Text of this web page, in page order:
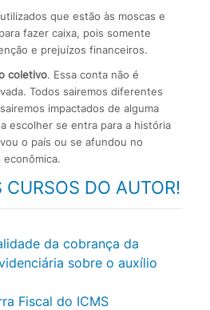
que estão às moscas e
fazer caixa, pois somente
e prejuízos financeiros.
coletivo. Essa conta não é
Todos sairemos diferentes
impactados de alguma
escolher se entra para a história
o país ou se afundou no
DO AUTOR!
da cobrança da
sobre o auxílio
Fiscal do ICMS